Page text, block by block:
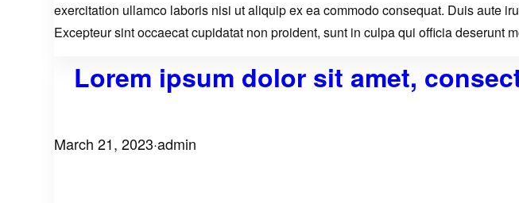
exercitation ullamco laboris nisi ut aliquip ex ea commodo consequat. Duis aute
Excepteur sint occaecat cupidatat non proident, sunt in culpa qui officia deserunt
Lorem ipsum dolor sit amet,
March 21, 2023·admin